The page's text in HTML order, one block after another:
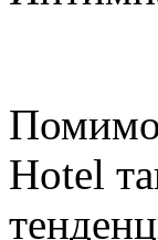
Помимо
Hotel